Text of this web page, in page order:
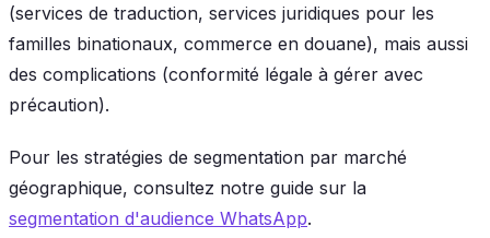
(services de traduction, services juridiques pour les
familles binationaux, commerce en douane), mais aussi
des complications (conformité légale à gérer avec
précaution).
Pour les stratégies de segmentation par marché
géographique, consultez notre guide sur la
segmentation d'audience WhatsApp.